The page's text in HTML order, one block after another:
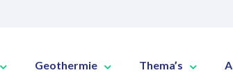
Geothermie Thema’s